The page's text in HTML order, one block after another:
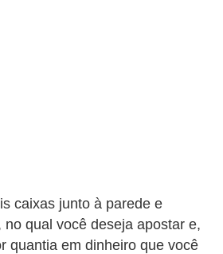
caixas junto à parede e
qual você deseja apostar e,
quantia em dinheiro que você